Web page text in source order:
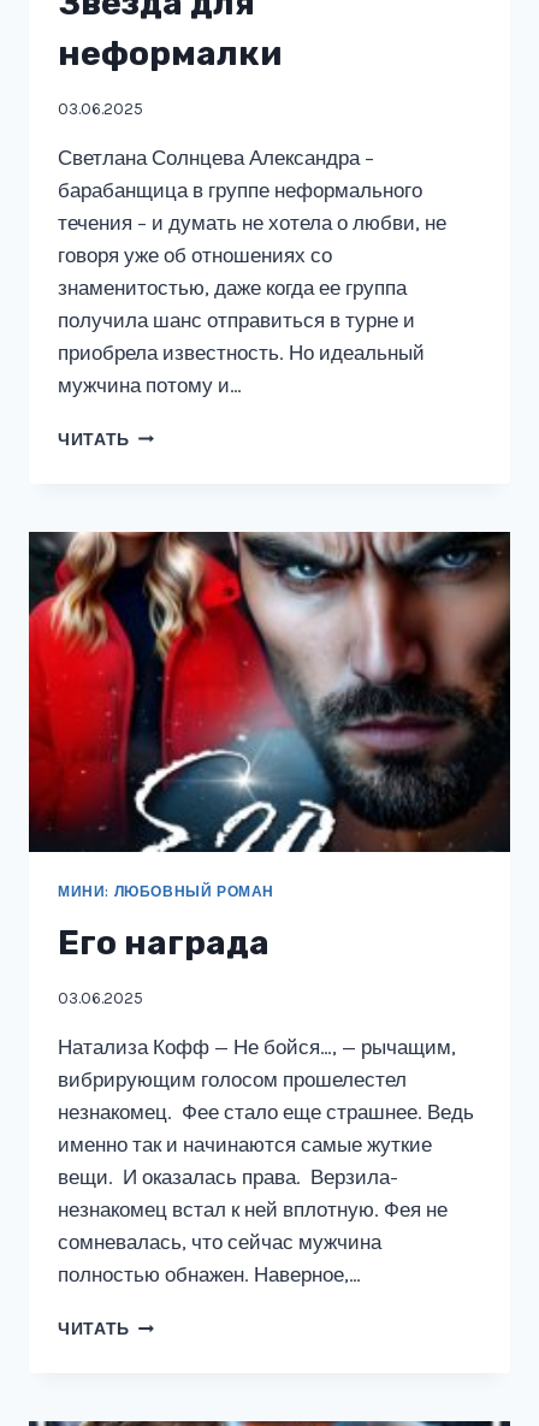
неформалки
03.06.2025
Светлана Солнцева Александра –
барабанщица в группе неформального
течения – и думать не хотела о любви, не
говоря уже об отношениях со
знаменитостью, даже когда ее группа
получила шанс отправиться в турне и
приобрела известность. Но идеальный
мужчина потому и…
ЧИТАТЬ ЗВЕЗДА
МИНИ: ЛЮБОВНЫЙ РОМАН
Его награда
03.06.2025
Натализа Кофф — Не бойся…, — рычащим,
вибрирующим голосом прошелестел
незнакомец. Фее стало еще страшнее. Ведь
именно так и начинаются самые жуткие
вещи. И оказалась права. Верзила-
незнакомец встал к ней вплотную. Фея не
сомневалась, что сейчас мужчина
полностью обнажен. Наверное,…
ЧИТАТЬ ЕГО